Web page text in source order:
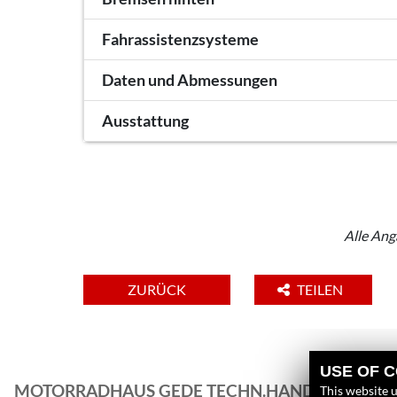
Fahrassistenzsysteme
Daten und Abmessungen
Ausstattung
Alle
ZURÜCK TEILEN
MOTORRADHAUS GEDE TECHN.HANDEL
USE OF
This website